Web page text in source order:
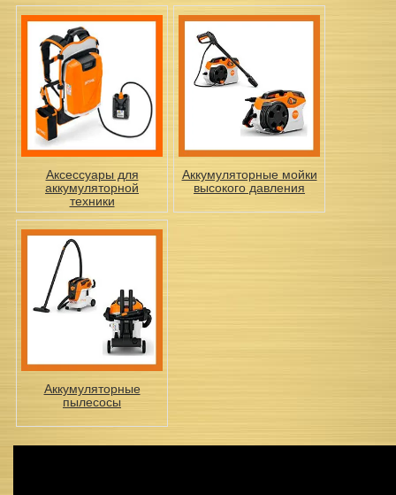
Аксессуары для
аккумуляторной
техники
Аккумуляторные мойки
высокого давления
Аккумуляторные
пылесосы